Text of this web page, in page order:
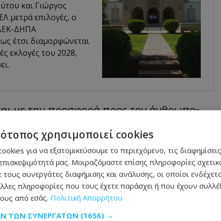
και Γιώργος
μετρά επιλογές, ο
ΔΗΠΑ
έτσι διαμορφώνεται
εκλογές του 2028,
με την προσφορά προς τον άνθρωπο»,
και της επιστημονικής
Frederick στην ανώτατη εκπαίδευση και
αποτελεί αναγνώριση τόσο των
πορείας του
χρησιμοποιεί cookies
για να εξατομικεύσουμε το περιεχόμενο, τις
μας. Μοιραζόμαστε επίσης πληροφορίες
συνεργάτες διαφήμισης και ανάλυσης, οι οποίοι
πληροφορίες που τους έχετε παράσχει ή που έχουν
από εσάς. Πολιτική Απορρήτου
ΤΩΝ ΣΥΝΕΡΓΑΤΏΝ (1656) →